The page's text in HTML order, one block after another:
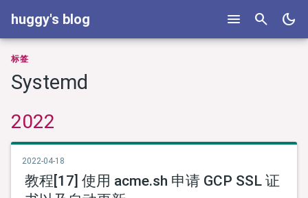
huggy's blog menu search dark_mode
标签
Systemd
2022
2022-04-18
教程[17] 使用 acme.sh 申请 GCP SSL 证